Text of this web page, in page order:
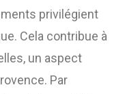
privilégient
Cela contribue à
un aspect
Par